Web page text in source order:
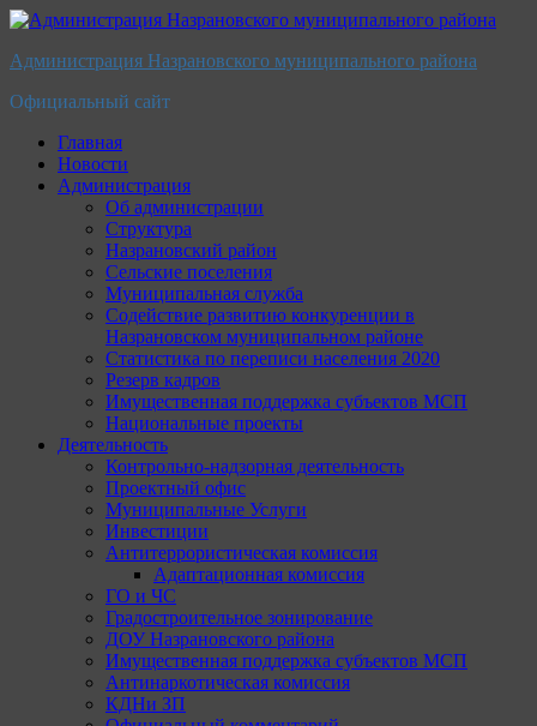
Перейти
содержимому
Администрация Назрановского муниципального района
Официальный сайт
Главная
Новости
Администрация
Об администрации
Структура
Назрановский район
Сельские поселения
Муниципальная служба
Содействие развитию конкуренции в
Назрановском муниципальном районе
Статистика по переписи населения 2020
Резерв кадров
Имущественная поддержка субъектов МСП
Национальные проекты
Деятельность
Контрольно-надзорная деятельность
Проектный офис
Муниципальные Услуги
Инвестиции
Антитеррористическая комиссия
Адаптационная комиссия
ГО и ЧС
Градостроительное зонирование
ДОУ Назрановского района
Имущественная поддержка субъектов МСП
Антинаркотическая комиссия
КДНи ЗП